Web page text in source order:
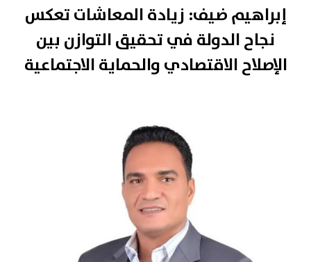
إبراهيم ضيف: زيادة المعاشات تعكس
نجاح الدولة في تحقيق التوازن بين
الإصلاح الاقتصادي والحماية الاجتماعية